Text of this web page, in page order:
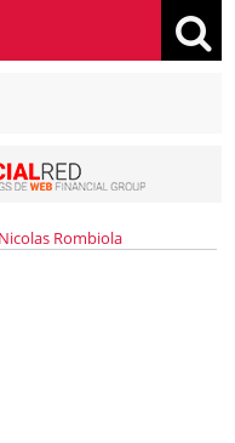
Nicolas Rombiola